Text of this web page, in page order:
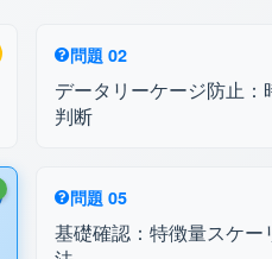
問題 02
データリーケージ防止：
判断
問題 05
基礎確認：特徴量スケー